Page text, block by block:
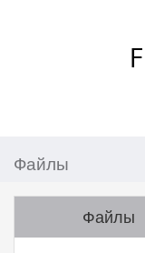
Файлы
Файлы